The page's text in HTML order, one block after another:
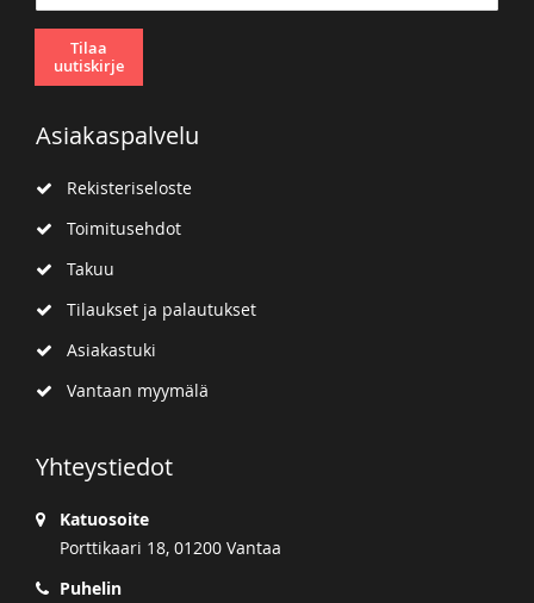
Tilaa
uutiskirje
Asiakaspalvelu
Rekisteriseloste
Toimitusehdot
Takuu
Tilaukset ja palautukset
Asiakastuki
Vantaan myymälä
Yhteystiedot
Katuosoite
Porttikaari 18, 01200 Vantaa
Puhelin